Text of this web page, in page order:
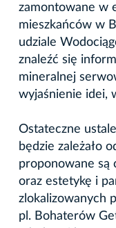
zamontowane w
mieszkańców w
udziale
znaleźć się
mineralnej
wyjaśnienie idei,
Ostateczne
będzie zależało
proponowane są
oraz estetykę i
zlokalizowanych
pl. Bohaterów